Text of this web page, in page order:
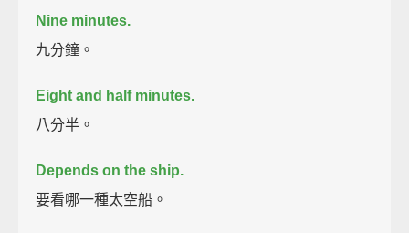
Nine minutes.
九分鐘。
Eight and half minutes.
八分半。
Depends on the ship.
要看哪一種太空船。